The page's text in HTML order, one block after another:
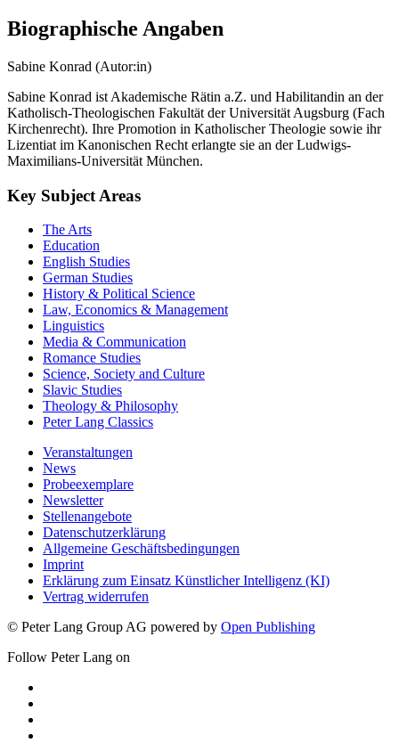
Biographische Angaben
Sabine Konrad (Autor:in)
Sabine Konrad ist Akademische Rätin a.Z. und Habilitandin an der
Katholisch-Theologischen Fakultät der Universität Augsburg (Fach
Kirchenrecht). Ihre Promotion in Katholischer Theologie sowie ihr
Lizentiat im Kanonischen Recht erlangte sie an der Ludwigs-
Maximilians-Universität München.
Key Subject Areas
The Arts
Education
English Studies
German Studies
History & Political Science
Law, Economics & Management
Linguistics
Media & Communication
Romance Studies
Science, Society and Culture
Slavic Studies
Theology & Philosophy
Peter Lang Classics
Veranstaltungen
News
Probeexemplare
Newsletter
Stellenangebote
Datenschutzerklärung
Allgemeine Geschäftsbedingungen
Imprint
Erklärung zum Einsatz Künstlicher Intelligenz (KI)
Vertrag widerrufen
© Peter Lang Group AG powered by Open Publishing
Follow Peter Lang on